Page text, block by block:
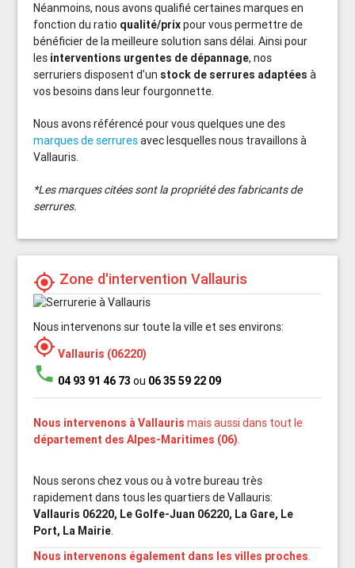
Néanmoins, nous avons qualifié certaines marques en
fonction du ratio qualité/prixpour vous permettre de
bénéficier de la meilleure solution sans délai. Ainsi pour
les interventions urgentes de dépannage, nos
serruriers disposent d’un stock de serrures adaptées à
vos besoins dans leur fourgonnette.
Nous avons référencé pour vous quelques une des
marques de serruresavec lesquelles nous travaillons à
Vallauris.
*Les marques citées sont la propriété des fabricants de
serrures.
my_location Zone d'intervention Vallauris
Nous intervenons sur toute la ville et ses environs:
my_location Vallauris (06220)
phone 04 93 91 46 73 ou 06 35 59 22 09
Nous intervenons à Vallauris mais aussi dans tout le
département des Alpes-Maritimes (06).
Nous serons chez vous ou à votre bureau très
rapidement dans tous les quartiers de Vallauris:
Vallauris 06220, Le Golfe-Juan 06220, La Gare, Le
Port, La Mairie.
Nous intervenons également dans les villes proches.